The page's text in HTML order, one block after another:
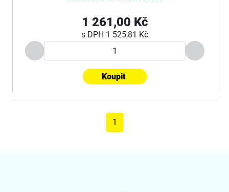
1 261,00 Kč
s DPH 1 525,81 Kč
Koupit
1